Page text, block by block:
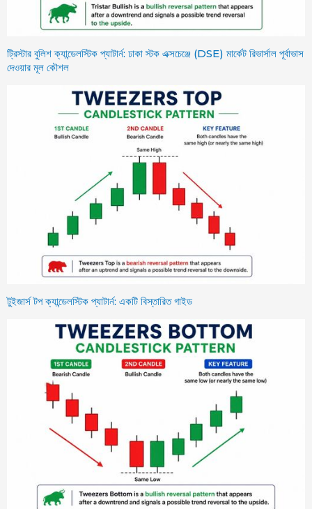
ট্রিস্টার বুলিশ ক্যান্ডেলস্টিক প্যাটার্ন: ঢাকা স্টক এক্সচেঞ্জে (DSE) মার্কেট রিভার্সাল পূর্বাভাস
দেওয়ার মূল কৌশল
টুইজার্স টপ ক্যান্ডেলস্টিক প্যাটার্ন: একটি বিস্তারিত গাইড